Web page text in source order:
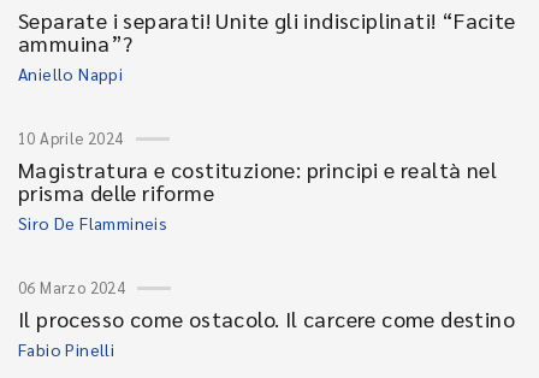
Separate i separati! Unite gli indisciplinati! “Facite
ammuina”?
Aniello Nappi
10 Aprile 2024
Magistratura e costituzione: principi e realtà nel
prisma delle riforme
Siro De Flammineis
06 Marzo 2024
Il processo come ostacolo. Il carcere come destino
Fabio Pinelli